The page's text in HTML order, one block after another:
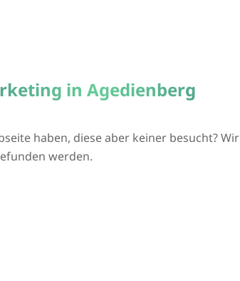
in Agedienberg
haben, diese aber keiner besucht? Wir
werden.